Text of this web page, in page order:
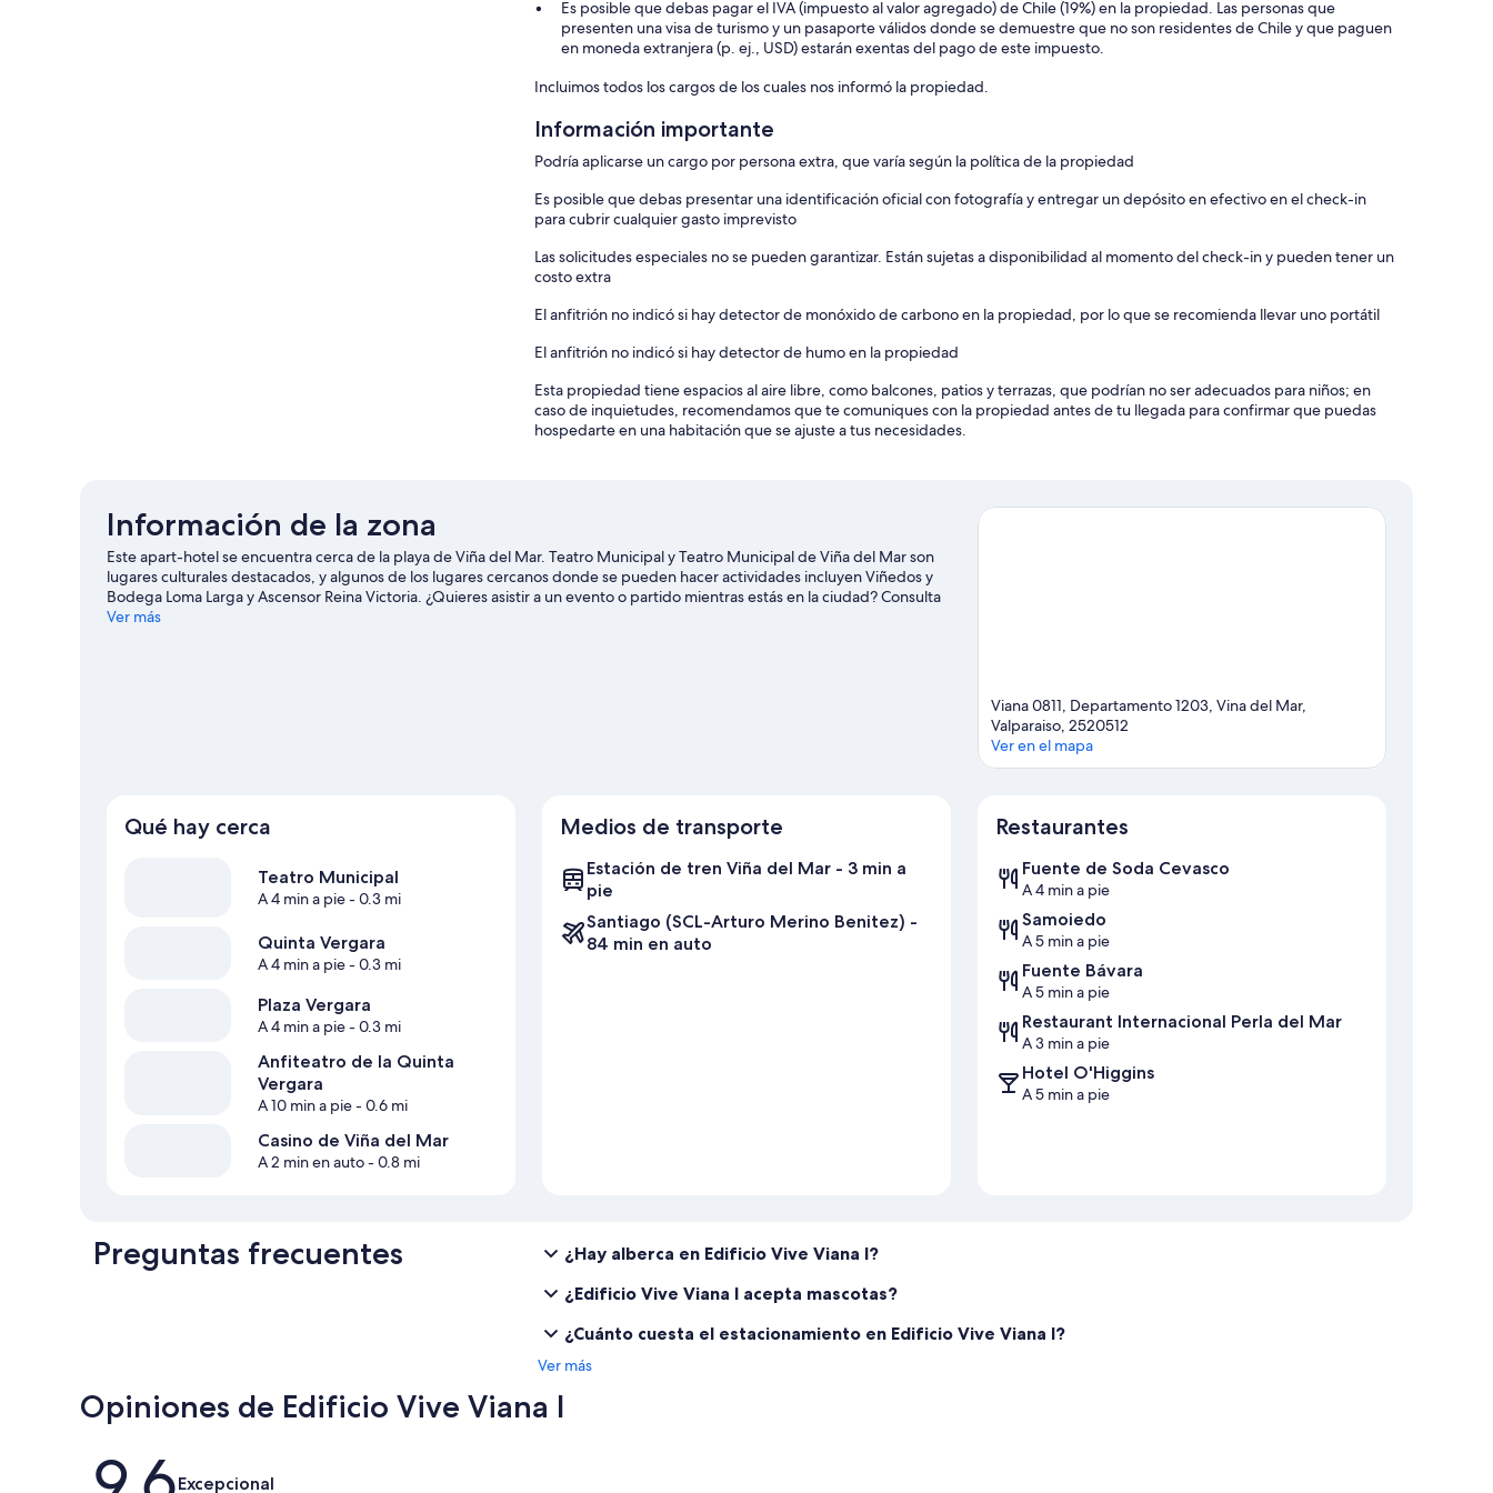
Es posible que debas pagar el IVA (impuesto al valor agregado) de Chile (19%) en la propiedad. Las personas que
presenten una visa de turismo y un pasaporte válidos donde se demuestre que no son residentes de Chile y que paguen
en moneda extranjera (p. ej., USD) estarán exentas del pago de este impuesto.
Incluimos todos los cargos de los cuales nos informó la propiedad.
Información importante
Podría aplicarse un cargo por persona extra, que varía según la política de la propiedad
Es posible que debas presentar una identificación oficial con fotografía y entregar un depósito en efectivo en el check-in
para cubrir cualquier gasto imprevisto
Las solicitudes especiales no se pueden garantizar. Están sujetas a disponibilidad al momento del check-in y pueden tener un
costo extra
El anfitrión no indicó si hay detector de monóxido de carbono en la propiedad, por lo que se recomienda llevar uno portátil
El anfitrión no indicó si hay detector de humo en la propiedad
Esta propiedad tiene espacios al aire libre, como balcones, patios y terrazas, que podrían no ser adecuados para niños; en
caso de inquietudes, recomendamos que te comuniques con la propiedad antes de tu llegada para confirmar que puedas
hospedarte en una habitación que se ajuste a tus necesidades.
Información de la zona
Este apart-hotel se encuentra cerca de la playa de Viña del Mar. Teatro Municipal y Teatro Municipal de Viña del Mar son
lugares culturales destacados, y algunos de los lugares cercanos donde se pueden hacer actividades incluyen Viñedos y
Bodega Loma Larga y Ascensor Reina Victoria. ¿Quieres asistir a un evento o partido mientras estás en la ciudad? Consulta
el calendario de Club Deportivo de Valparaíso o Sausalito Stadium.
Ver más
Viana 0811, Departamento 1203, Vina del Mar,
Valparaiso, 2520512
Ver en el mapa
Qué hay cerca
Teatro Municipal
A 4 min a pie- 0.3 mi
Quinta Vergara
A 4 min a pie- 0.3 mi
Plaza Vergara
A 4 min a pie- 0.3 mi
Anfiteatro de la Quinta
Vergara
A 10 min a pie- 0.6 mi
Casino de Viña del Mar
A 2 min en auto- 0.8 mi
Medios de transporte
Estación de tren Viña del Mar - 3 min a
pie
Santiago (SCL-Arturo Merino Benitez) -
84 min en auto
Restaurantes
Fuente de Soda Cevasco
A 4 min a pie
Samoiedo
A 5 min a pie
Fuente Bávara
A 5 min a pie
Restaurant Internacional Perla del Mar
A 3 min a pie
Hotel O'Higgins
A 5 min a pie
Preguntas frecuentes
¿Hay alberca en Edificio Vive Viana I?
¿Edificio Vive Viana I acepta mascotas?
¿Cuánto cuesta el estacionamiento en Edificio Vive Viana I?
Ver más
Opiniones de Edificio Vive Viana I
Opiniones
Excepcional